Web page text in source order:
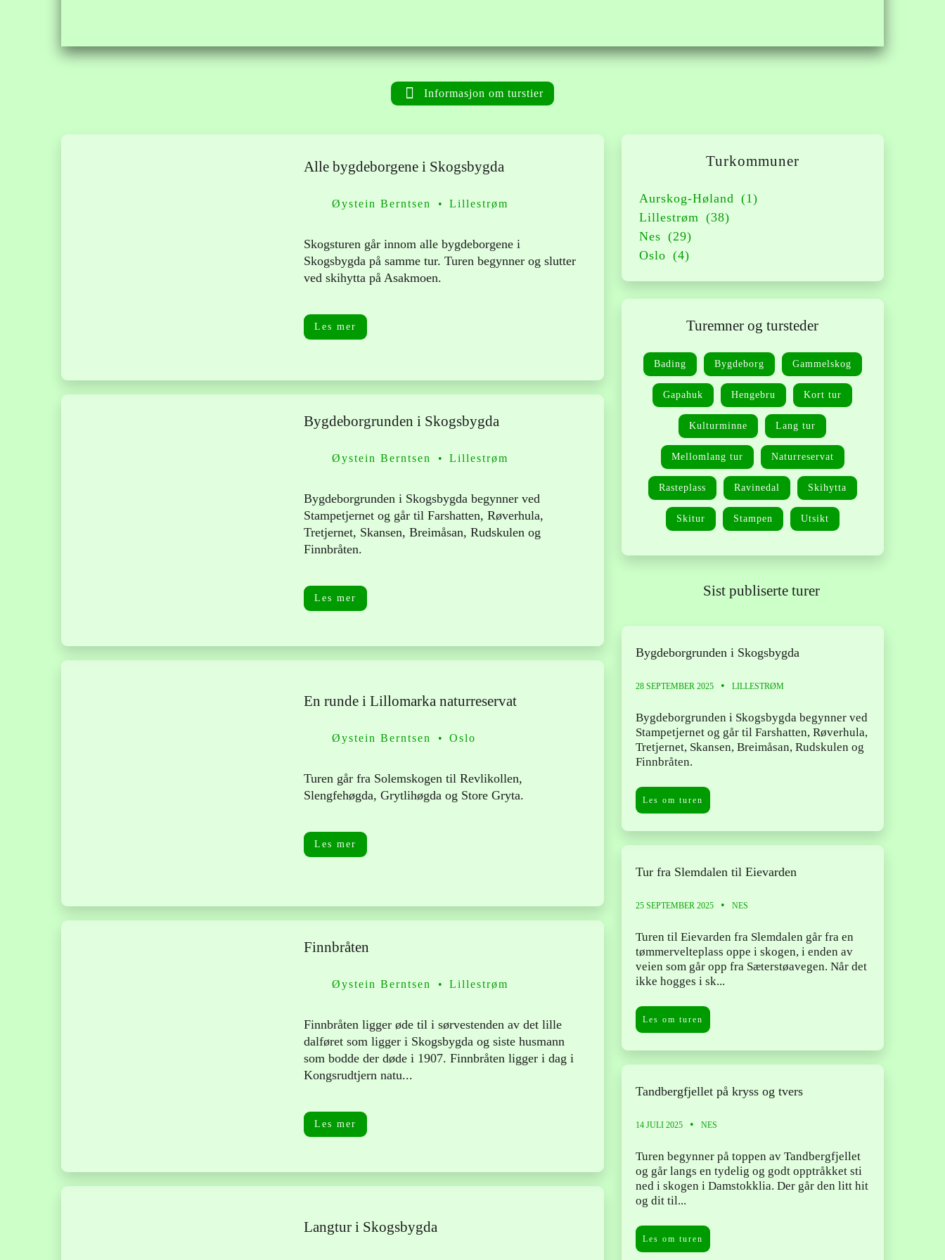
Informasjon om turstier
Alle bygdeborgene i Skogsbygda
Øystein Berntsen Lillestrøm
Skogsturen går innom alle bygdeborgene i
Skogsbygda på samme tur. Turen begynner og slutter
ved skihytta på Asakmoen.
Les mer
Bygdeborgrunden i Skogsbygda
Øystein Berntsen Lillestrøm
Bygdeborgrunden i Skogsbygda begynner ved
Stampetjernet og går til Farshatten, Røverhula,
Tretjernet, Skansen, Breimåsan, Rudskulen og
Finnbråten.
Les mer
En runde i Lillomarka naturreservat
Øystein Berntsen Oslo
Turen går fra Solemskogen til Revlikollen,
Slengfehøgda, Grytlihøgda og Store Gryta.
Les mer
Finnbråten
Øystein Berntsen Lillestrøm
Finnbråten ligger øde til i sørvestenden av det lille
dalføret som ligger i Skogsbygda og siste husmann
som bodde der døde i 1907. Finnbråten ligger i dag i
Kongsrudtjern natu...
Les mer
Langtur i Skogsbygda
Turkommuner
Aurskog-Høland (1)
Lillestrøm (38)
Nes (29)
Oslo (4)
Turemner og tursteder
Bading Bygdeborg Gammelskog
Gapahuk Hengebru Kort tur
Kulturminne Lang tur
Mellomlang tur Naturreservat
Rasteplass Ravinedal Skihytta
Skitur Stampen Utsikt
Sist publiserte turer
Bygdeborgrunden i Skogsbygda
28 SEPTEMBER 2025 LILLESTRØM
Bygdeborgrunden i Skogsbygda begynner ved
Stampetjernet og går til Farshatten, Røverhula,
Tretjernet, Skansen, Breimåsan, Rudskulen og
Finnbråten.
Les om turen
Tur fra Slemdalen til Eievarden
25 SEPTEMBER 2025 NES
Turen til Eievarden fra Slemdalen går fra en
tømmervelteplass oppe i skogen, i enden av
veien som går opp fra Sæterstøavegen. Når det
ikke hogges i sk...
Les om turen
Tandbergfjellet på kryss og tvers
14 JULI 2025 NES
Turen begynner på toppen av Tandbergfjellet
og går langs en tydelig og godt opptråkket sti
ned i skogen i Damstokklia. Der går den litt hit
og dit til...
Les om turen